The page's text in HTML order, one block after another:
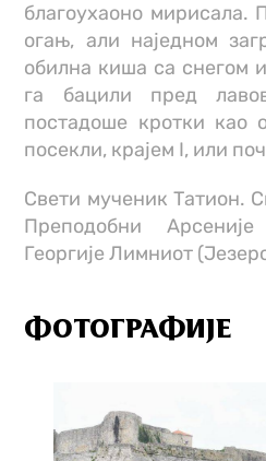
благоухаоно мирисала.
огањ, али наједном
обилна киша са снегом
га бацили пред
постадоше кротки као
посекли, крајем I, или
Свети мученик Татион.
Преподобни
Георгије Лимниот
ФОТОГРАФИЈЕ